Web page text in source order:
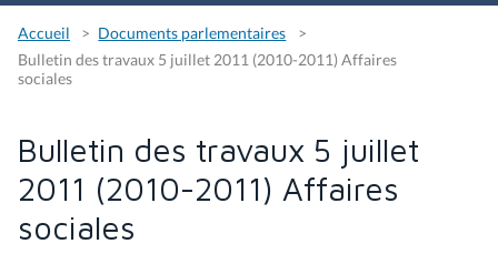
Accueil
Documents parlementaires
Bulletin des travaux 5 juillet 2011 (2010-2011) Affaires
sociales
Bulletin des travaux 5 juillet
2011 (2010-2011) Affaires
sociales